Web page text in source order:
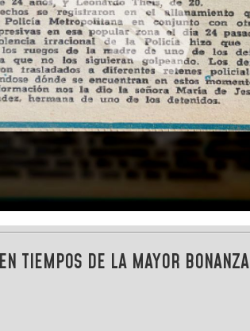
TIEMPOS DE LA MAYOR BONANZA